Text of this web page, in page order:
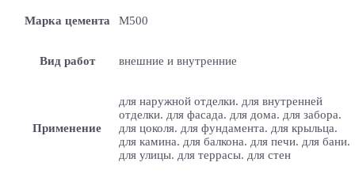
Марка цемента M500
Вид работ внешние и внутренние
Применение
для наружной отделки. для внутренней
отделки. для фасада. для дома. для забора.
для цоколя. для фундамента. для крыльца.
для камина. для балкона. для печи. для бани.
для улицы. для террасы. для стен